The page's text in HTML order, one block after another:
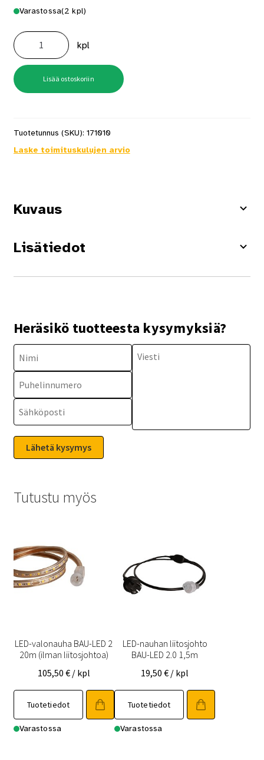
Varastossa(2 kpl)
LED-
työvalaisin
50W
5200lm
IP44
Lexxa
määrä
kpl
Lisää ostoskoriin
Tuotetunnus (SKU): 171010
Laske toimituskulujen arvio
Kuvaus
Lisätiedot
Heräsikö tuotteesta kysymyksiä?
Tutustu myös
LED-valonauha BAU-LED 2
20m (ilman liitosjohtoa)
105,50 € / kpl
Tuotetiedot
Varastossa
LED-nauhan liitosjohto
BAU-LED 2.0 1,5m
19,50€ / kpl
Tuotetiedot
Varastossa